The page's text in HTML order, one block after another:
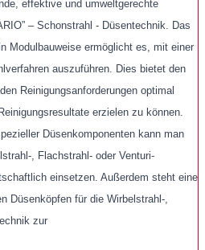
effektive und umweltgerechte
– Schonstrahl - Düsentechnik. Das
Modulbauweise ermöglicht es, mit einer
auszuführen. Dies bietet den
Reinigungsanforderungen optimal
erzielen zu können.
Düsenkomponenten kann man
, Flachstrahl- oder Venturi-
einsetzen. Außerdem steht eine
Düsenköpfen für die Wirbelstrahl-,
zur